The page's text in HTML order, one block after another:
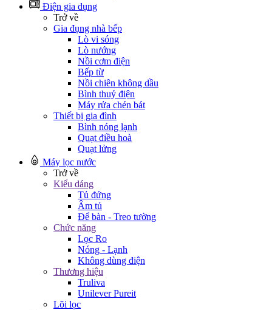
Điện gia dụng
Trở về
Gia đụng nhà bếp
Lò vi sóng
Lò nướng
Nồi cơm điện
Bếp từ
Nồi chiên không dầu
Bình thuỷ điện
Máy rửa chén bát
Thiết bị gia đình
Bình nóng lạnh
Quạt điều hoà
Quạt lửng
Máy lọc nước
Trở về
Kiểu dáng
Tủ đứng
Âm tủ
Để bàn - Treo tường
Chức năng
Lọc Ro
Nóng - Lạnh
Không dùng điện
Thương hiệu
Truliva
Unilever Pureit
Lõi lọc